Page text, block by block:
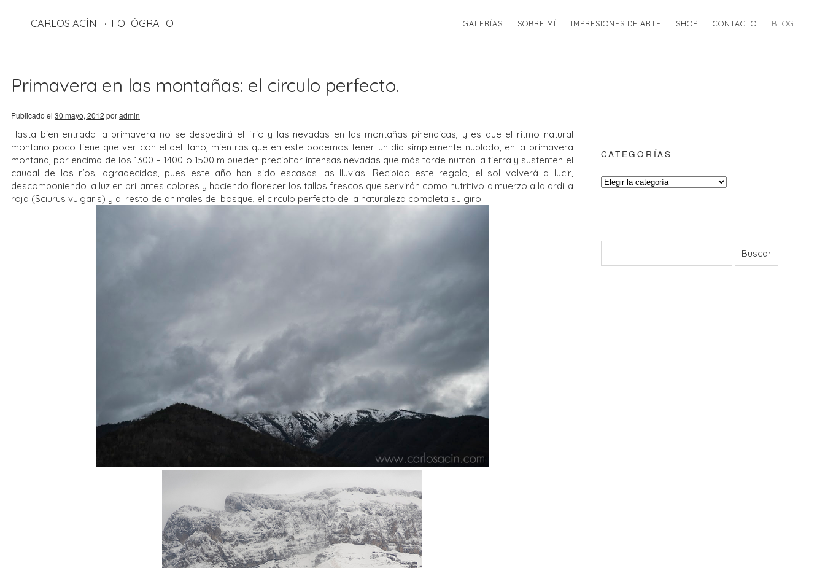
CARLOS ACÍN FOTÓGRAFO GALERÍAS SOBRE MÍ IMPRESIONES DE ARTE SHOP CONTACTO BLOG
Primavera en las montañas: el circulo perfecto.
Publicado el 30 mayo, 2012 poradmin
Hasta bien entrada la primavera no se despedirá el frio y las nevadas en las montañas pirenaicas, y es que el ritmo natural
montano poco tiene que ver con el del llano, mientras que en este podemos tener un día simplemente nublado, en la primavera
montana, por encima de los 1300 – 1400 o 1500 m pueden precipitar intensas nevadas que más tarde nutran la tierra y sustenten el
caudal de los ríos, agradecidos, pues este año han sido escasas las lluvias. Recibido este regalo, el sol volverá a lucir,
descomponiendo la luz en brillantes colores y haciendo florecer los tallos frescos que servirán como nutritivo almuerzo a la ardilla
roja (Sciurus vulgaris) y al resto de animales del bosque, el circulo perfecto de la naturaleza completa su giro.
CATEGORÍAS